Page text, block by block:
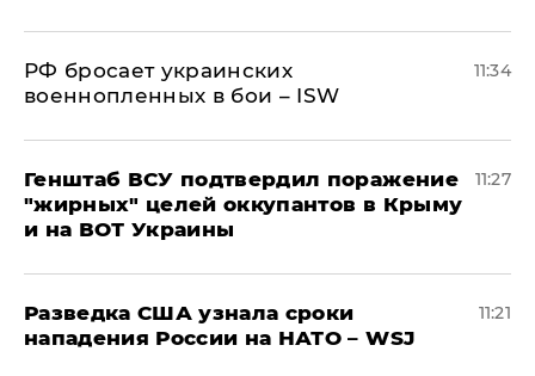
РФ бросает украинских
военнопленных в бои – ISW
11:34
Генштаб ВСУ подтвердил поражение
"жирных" целей оккупантов в Крыму
и на ВОТ Украины
11:27
Разведка США узнала сроки
нападения России на НАТО – WSJ
11:21